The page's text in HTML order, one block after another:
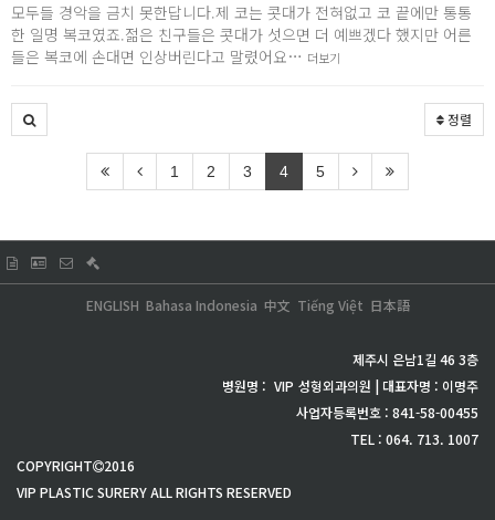
모두들 경악을 금치 못한답니다.제 코는 콧대가 전혀없고 코 끝에만 통통
한 일명 복코였죠.젊은 친구들은 콧대가 섯으면 더 예쁘겠다 했지만 어른
들은 복코에 손대면 인상버린다고 말렸어요… 더보기
정렬
1 2 3 4 5
日本語
Tiếng Việt
中文
Bahasa Indonesia
ENGLISH
제주시 은남1길 46 3층
병원명 : VIP 성형외과의원 | 대표자명 : 이명주
사업자등록번호 : 841-58-00455
TEL : 064. 713. 1007
COPYRIGHT
2016
VIP PLASTIC SURERY ALL RIGHTS RESERVED